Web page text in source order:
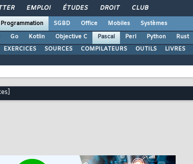
EMPLOI ÉTUDES DROIT CLUB
Programmation SGBD Office Mobiles
Systèmes
Go Kotlin Objective C Pascal Perl Python Rust
EXERCICES SOURCES COMPILATEURS OUTILS LIVRES